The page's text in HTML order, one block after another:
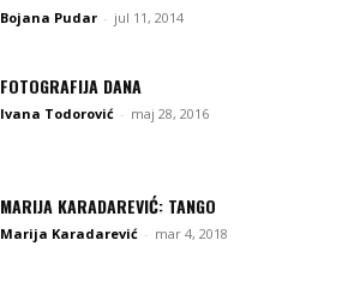
Bojana Pudar - jul 11, 2014
FOTOGRAFIJA DANA
Ivana Todorović - maj 28, 2016
MARIJA KARADAREVIĆ: TANGO
Marija Karadarević - mar 4, 2018